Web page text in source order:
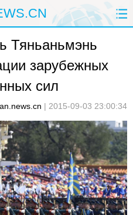
РФ И СНГ
ОБЩЕСТВО
КУЛЬТУРА
ФОТОЛЕНТЫ
Тяньаньмэнь
зарубежных
сил
| 2015-09-03 23:00:34